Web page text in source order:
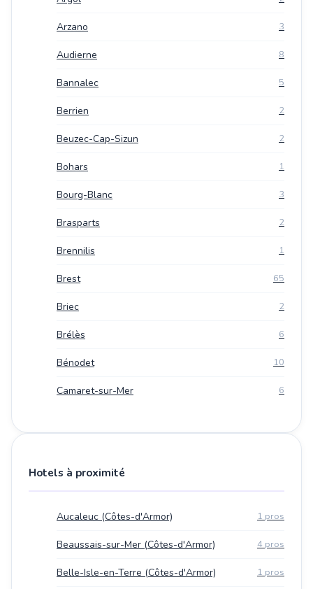
Arzano 3
Audierne 8
Bannalec 5
Berrien 2
Beuzec-Cap-Sizun 2
Bohars 1
Bourg-Blanc 3
Brasparts 2
Brennilis 1
Brest 65
Briec 2
Brélès 6
Bénodet 10
Camaret-sur-Mer 6
Hotels à proximité
Aucaleuc (Côtes-d'Armor) 1 pros
Beaussais-sur-Mer (Côtes-d'Armor) 4 pros
Belle-Isle-en-Terre (Côtes-d'Armor) 1 pros